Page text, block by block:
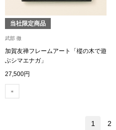
当社限定商品
武部 徹
加賀友禅フレームアート「樅の木で遊
ぶシマエナガ」
27,500円
1 2